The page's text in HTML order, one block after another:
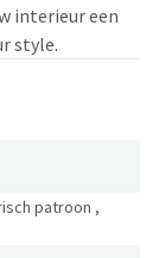
interieur een
style.
patroon ,